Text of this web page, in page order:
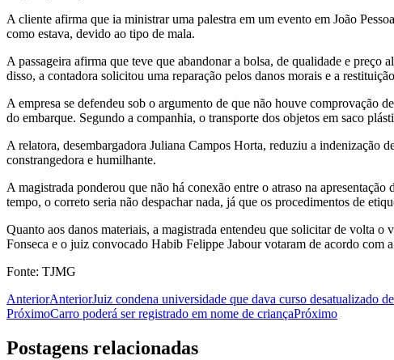
A cliente afirma que ia ministrar uma palestra em um evento em João
como estava, devido ao tipo de mala.
A passageira afirma que teve que abandonar a bolsa, de qualidade e preço
disso, a contadora solicitou uma reparação pelos danos morais e a
A empresa se defendeu sob o argumento de que não houve comprovação
do embarque. Segundo a companhia, o transporte dos objetos em saco
A relatora, desembargadora Juliana Campos Horta, reduziu a indenização
constrangedora e humilhante.
A magistrada ponderou que não há conexão entre o atraso na
tempo, o correto seria não despachar nada, já que os procedimentos de
Quanto aos danos materiais, a magistrada entendeu que solicitar de volta
Fonseca e o juiz convocado Habib Felippe Jabour votaram de acordo com
Fonte: TJMG
AnteriorAnteriorJuiz condena universidade que dava curso desatualizado
PróximoCarro poderá ser registrado em nome de criançaPróximo
Postagens relacionadas